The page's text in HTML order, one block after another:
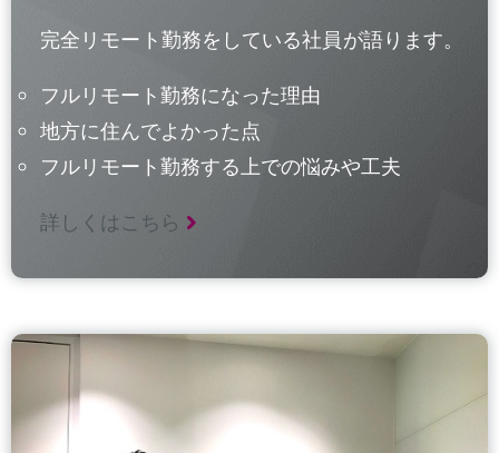
完全リモート勤務をしている社員が語ります。
フルリモート勤務になった理由
地方に住んでよかった点
フルリモート勤務する上での悩みや工夫
詳しくはこちら